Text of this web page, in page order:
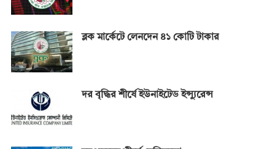
ব্লক মার্কেটে লেনদেন ৪১ কোটি টাকার
দর বৃদ্ধির শীর্ষে ইউনাইটেড ইন্স্যুরেন্স